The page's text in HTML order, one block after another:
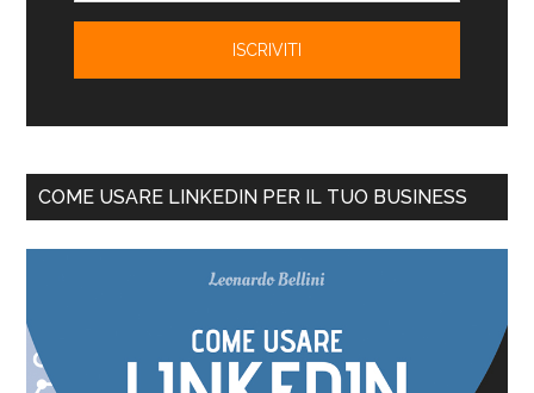
COME USARE LINKEDIN PER IL TUO BUSINESS